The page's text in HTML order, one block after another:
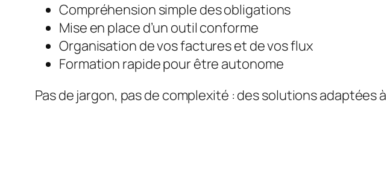
Compréhension simple des obligations
Mise en place d’un outil conforme
Organisation de vos factures et de vos flux
Formation rapide pour être autonome
Pas de jargon, pas de complexité : des solutions adaptées